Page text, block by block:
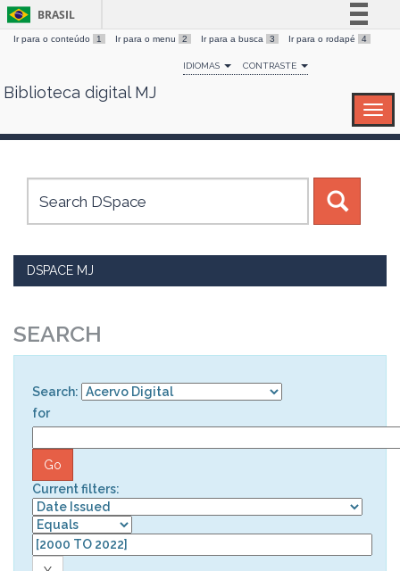
Skip
BRASIL
Simplifique!
Comunica BR
Canais
Ir para o conteúdo 1 Ir para o menu 2 Ir para a busca 3 Ir para o rodapé 4
IDIOMAS CONTRASTE
Biblioteca digital MJ
DSPACE MJ
SEARCH
Search:
for
Current filters: